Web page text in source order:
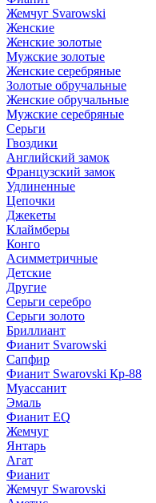
Жемчуг Svarowski
Женские
Женские золотые
Мужские золотые
Женские серебряные
Золотые обручальные
Женские обручальные
Мужские серебряные
Серьги
Гвоздики
Английский замок
Французский замок
Удлиненные
Цепочки
Джекеты
Клаймберы
Конго
Асимметричные
Детские
Другие
Серьги серебро
Серьги золото
Бриллиант
Фианит Svarowski
Сапфир
Фианит Swarovski Кр-88
Муассанит
Эмаль
Фианит EQ
Жемчуг
Янтарь
Агат
Фианит
Жемчуг Swarovski